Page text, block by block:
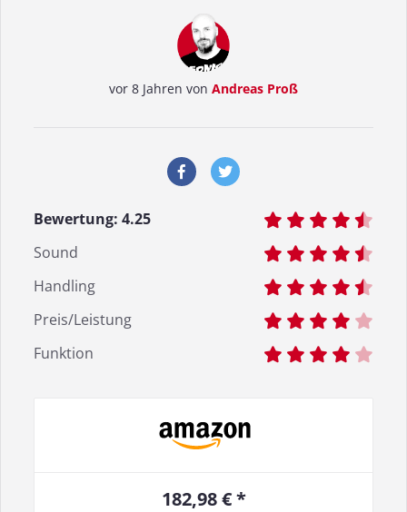
vor 8 Jahren von Andreas Proß
Bewertung: 4.25
Sound
Handling
Preis/Leistung
Funktion
182,98 € *